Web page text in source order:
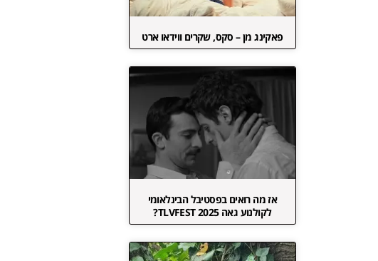
פאקינג מן – סקס, שקרים ווידאו ארט
אז מה רואים בפסטיבל הבינלאומי
לקולנוע גאה TLVFEST 2025?